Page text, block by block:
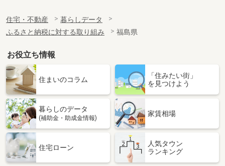
住宅・不動産
暮らしデータ
ふるさと納税に対する取り組み
福島県
お役立ち情報
住まいのコラム
「住みたい街」
を見つけよう
暮らしのデータ
(補助金・助成金情報)
家賃相場
住宅ローン
人気タウン
ランキング